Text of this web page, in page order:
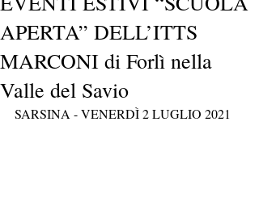
APERTA” DELL’ITTS
MARCONI di Forlì nella
Valle del Savio
SARSINA - VENERDÌ 2 LUGLIO 2021